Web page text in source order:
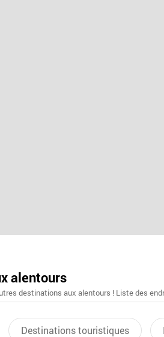
alentours
destinations aux alentours ! Liste des
Destinations touristiques